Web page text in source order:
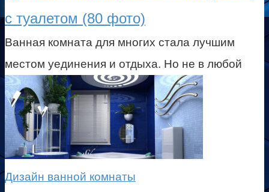
с туалетом (80 фото)
Ванная комната для многих стала лучшим
местом уединения и отдыха. Но не в любой
Дизайн ванной комнаты